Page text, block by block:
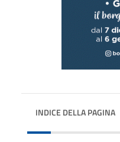
INDICE DELLA PAGINA